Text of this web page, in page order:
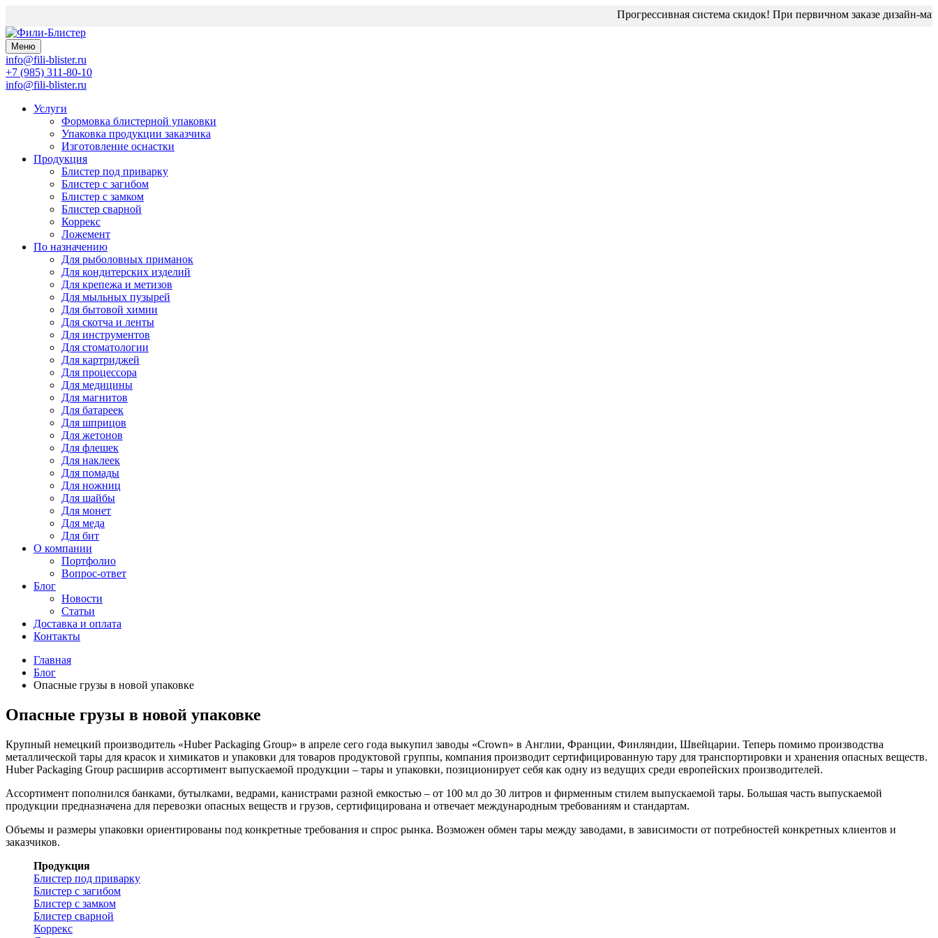
Прогрессивная система скидок! При первичном заказе дизайн-макет
Меню
info@fili-blister.ru
+7 (985) 311-80-10
info@fili-blister.ru
Услуги
Формовка блистерной упаковки
Упаковка продукции заказчика
Изготовление оснастки
Продукция
Блистер под приварку
Блистер с загибом
Блистер с замком
Блистер сварной
Коррекс
Ложемент
По назначению
Для рыболовных приманок
Для кондитерских изделий
Для крепежа и метизов
Для мыльных пузырей
Для бытовой химии
Для скотча и ленты
Для инструментов
Для стоматологии
Для картриджей
Для процессора
Для медицины
Для магнитов
Для батареек
Для шприцов
Для жетонов
Для флешек
Для наклеек
Для помады
Для ножниц
Для шайбы
Для монет
Для меда
Для бит
О компании
Портфолио
Вопрос-ответ
Блог
Новости
Статьи
Доставка и оплата
Контакты
Главная
Блог
Опасные грузы в новой упаковке
Опасные грузы в новой упаковке
Крупный немецкий производитель «Huber Packaging Grouр» в апреле сего года выкупил заводы «Crown» в Англии, Франции, Финляндии, Швейцарии. Теперь помимо производства
металлической тары для красок и химикатов и упаковки для товаров продуктовой группы, компания производит сертифицированную тару для транспортировки и хранения опасных веществ.
Huber Packaging Grouр расширив ассортимент выпускаемой продукции – тары и упаковки, позиционирует себя как одну из ведущих среди европейских производителей.
Ассортимент пополнился банками, бутылками, ведрами, канистрами разной емкостью – от 100 мл до 30 литров и фирменным стилем выпускаемой тары. Большая часть выпускаемой
продукции предназначена для перевозки опасных веществ и грузов, сертифицирована и отвечает международным требованиям и стандартам.
Объемы и размеры упаковки ориентированы под конкретные требования и спрос рынка. Возможен обмен тары между заводами, в зависимости от потребностей конкретных клиентов и
заказчиков.
Продукция
Блистер под приварку
Блистер с загибом
Блистер с замком
Блистер сварной
Коррекс